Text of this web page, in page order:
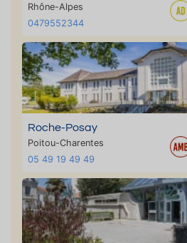
Rhône-Alpes
0479552344
Roche-Posay
Poitou-Charentes
05 49 19 49 49